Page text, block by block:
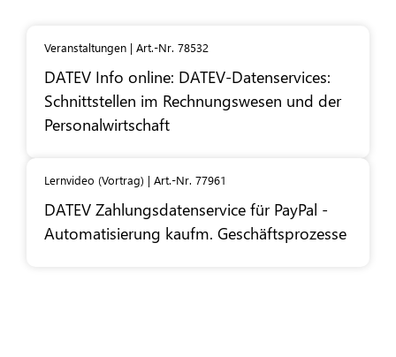
Veranstaltungen | Art.-Nr. 78532
DATEV Info online: DATEV-Datenservices:
Schnittstellen im Rechnungswesen und der
Personalwirtschaft
Lernvideo (Vortrag) | Art.-Nr. 77961
DATEV Zahlungsdatenservice für PayPal -
Automatisierung kaufm. Geschäftsprozesse